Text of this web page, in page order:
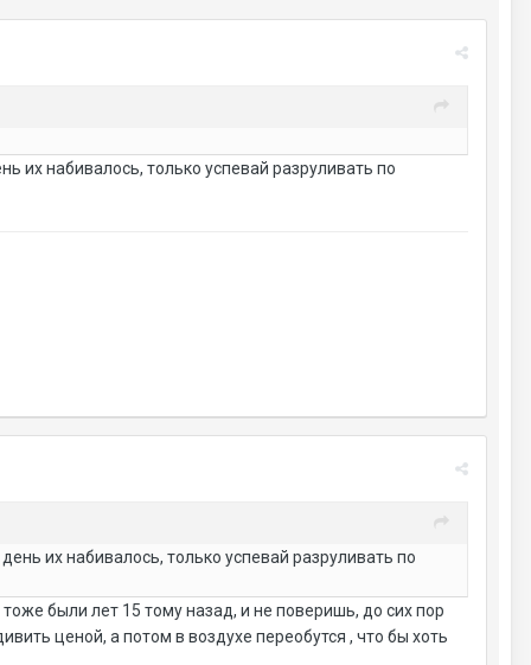
их набивалось, только успевай разруливать по
их набивалось, только успевай разруливать по
были лет 15 тому назад, и не поверишь, до сих пор
ценой, а потом в воздухе переобутся , что бы хоть